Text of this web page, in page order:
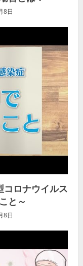
8日
コロナウイルス
と～
8日